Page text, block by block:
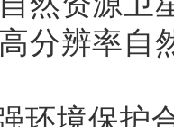
分辨率自
环境保